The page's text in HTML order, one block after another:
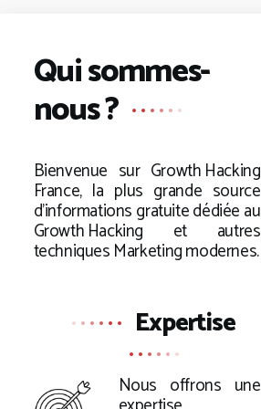
Qui sommes-
nous ?
Bienvenue sur Growth Hacking
France, la plus grande source
d’informations gratuite dédiée au
Growth Hacking et autres
techniques Marketing modernes.
Expertise
Nous offrons une